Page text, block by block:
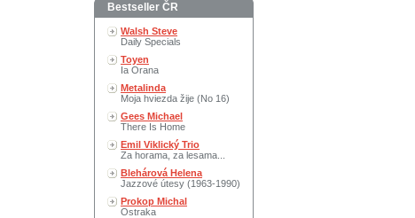
Bestseller ČR
Walsh Steve
Daily Specials
Toyen
Ia Orana
Metalinda
Moja hviezda žije (No 16)
Gees Michael
There Is Home
Emil Viklický Trio
Za horama, za lesama...
Blehárová Helena
Jazzové útesy (1963-1990)
Prokop Michal
Ostraka